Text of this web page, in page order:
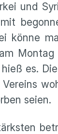
und
könne
es.
seien.